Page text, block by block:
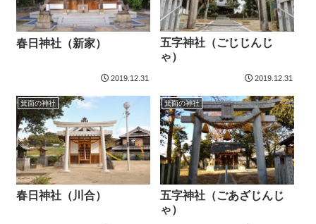
春日神社（新家）
2019.12.31
五字神社（ごじじんじ
ゃ）
2019.12.31
箕面の神社
春日神社（川合）
箕面の神社
五字神社（ごあざじんじ
ゃ）